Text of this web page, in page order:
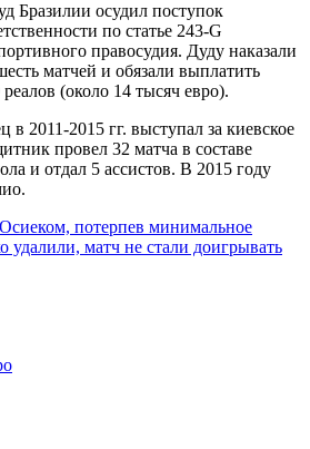
Бразилии осудил поступок
по статье 243-G
правосудия. Дуду наказали
матчей и обязали выплатить
(около 14 тысяч евро).
2011-2015 гг. выступал за киевское
провел 32 матча в составе
и отдал 5 ассистов. В 2015 году
потерпев минимальное
матч не стали доигрывать